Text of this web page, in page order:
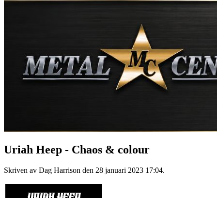
Uriah Heep - Chaos & colour
Skriven av Dag Harrison den 28 januari 2023 17:04.